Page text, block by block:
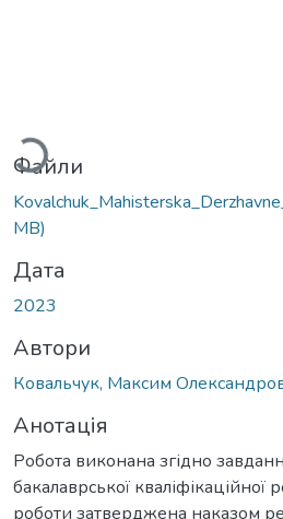
Файли
MB)
Дата
2023
Автори
Ковальчук, Максим
Анотація
Робота виконана згідно
бакалаврської кваліфікаційної
роботи затверджена наказом